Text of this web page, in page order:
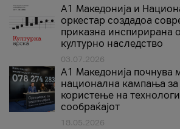
А1 Македонија и
оркестар создадоа
приказна инспирирана
културно наследство
03.07.2026
A1 Македонија почнува
национална кампања
користење на
сообраќајот
18.05.2026